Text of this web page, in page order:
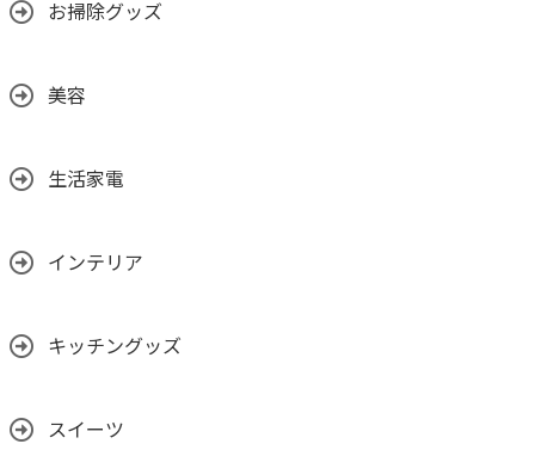
お掃除グッズ
美容
生活家電
インテリア
キッチングッズ
スイーツ